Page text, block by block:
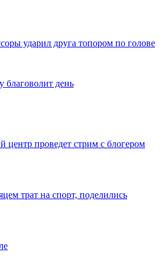
ударил друга топором по голове
благоволит день
центр проведет стрим с блогером
трат на спорт, поделились